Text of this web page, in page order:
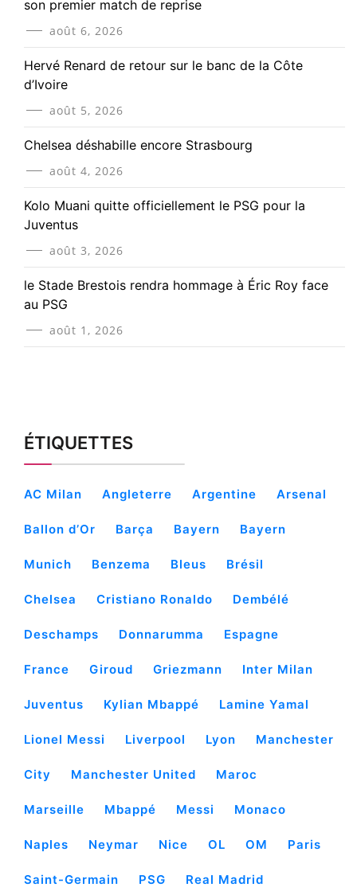
son premier match de reprise
août 6, 2026
Hervé Renard de retour sur le banc de la Côte
d’Ivoire
août 5, 2026
Chelsea déshabille encore Strasbourg
août 4, 2026
Kolo Muani quitte officiellement le PSG pour la
Juventus
août 3, 2026
le Stade Brestois rendra hommage à Éric Roy face
au PSG
août 1, 2026
ÉTIQUETTES
AC Milan Angleterre Argentine Arsenal
Ballon d’Or Barça Bayern Bayern
Munich Benzema Bleus Brésil
Chelsea Cristiano Ronaldo Dembélé
Deschamps Donnarumma Espagne
France Giroud Griezmann Inter Milan
Juventus Kylian Mbappé Lamine Yamal
Lionel Messi Liverpool Lyon Manchester
City Manchester United Maroc
Marseille Mbappé Messi Monaco
Naples Neymar Nice OL OM Paris
Saint-Germain PSG Real Madrid